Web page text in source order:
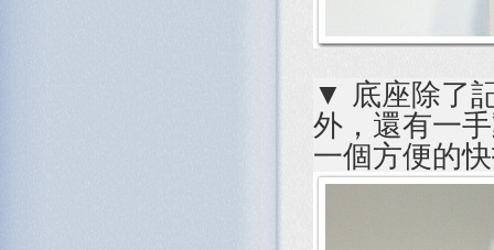
▼ 底座除了
外，還有一
一個方便的